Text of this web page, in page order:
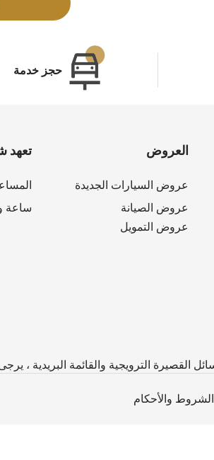
حجز خدمة
العروض
عروض السيارات الجديدة
عروض الصيانة
عروض التمويل
تعهد
ساعة
الشروط والأحكام